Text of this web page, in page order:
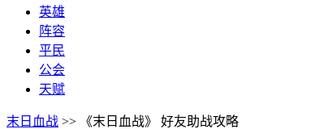
英雄
阵容
平民
公会
天赋
末日血战 >> 《末日血战》 好友助战攻略